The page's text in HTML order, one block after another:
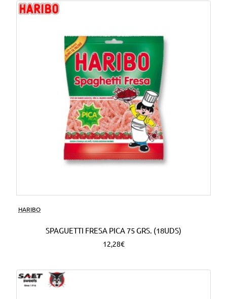
HARIBO
SPAGUETTI FRESA PICA 75 GRS. (18UDS)
12,28€